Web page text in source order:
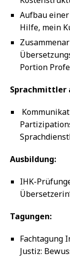
Aufbau
Hilfe, mein
Portion
Sprachmittler
Ausbildung:
IHK-
Tagungen:
Fachtagung
Justiz: